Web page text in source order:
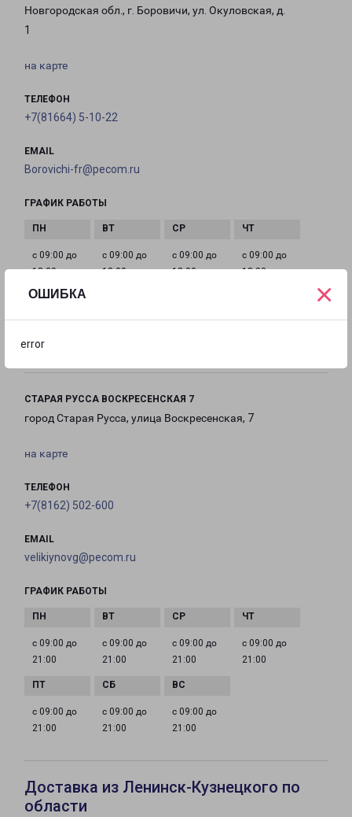
ОШИБКА
error
×
Новгородская обл., г. Боровичи, ул. Окуловская, д.
1
на карте
ТЕЛЕФОН
+7(81664) 5-10-22
EMAIL
Borovichi-fr@pecom.ru
ГРАФИК РАБОТЫ
с 09:00 до
18:00
с 09:00 до
18:00
с 09:00 до
18:00
с 09:00 до
18:00
с 09:00 до
18:00
Выходной Выходной
СТАРАЯ РУССА ВОСКРЕСЕНСКАЯ 7
город Старая Русса, улица Воскресенская, 7
на карте
ТЕЛЕФОН
+7(8162) 502-600
EMAIL
velikiynovg@pecom.ru
ГРАФИК РАБОТЫ
с 09:00 до
21:00
с 09:00 до
21:00
с 09:00 до
21:00
с 09:00 до
21:00
с 09:00 до
21:00
с 09:00 до
21:00
с 09:00 до
21:00
Доставка из Ленинск-Кузнецкого по
области